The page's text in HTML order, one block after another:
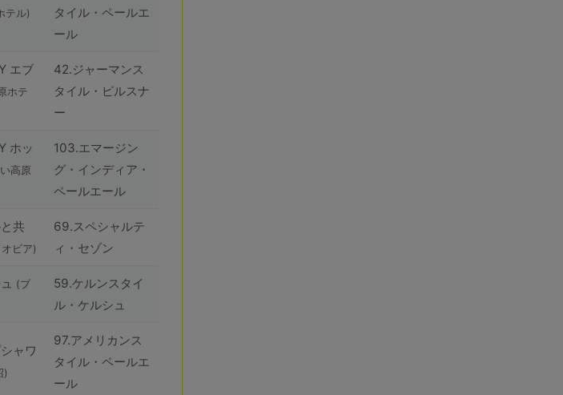
テル)
タイル・ペールエ
ール
エブ
ホテ
42.ジャーマンス
タイル・ピルスナ
ー
ホッ
高原
103.エマージン
グ・インディア・
ペールエール
共
ビア)
69.スペシャルテ
ィ・セゾン
(ブ
59.ケルンスタイ
ル・ケルシュ
ャワ
)
97.アメリカンス
タイル・ペールエ
ール